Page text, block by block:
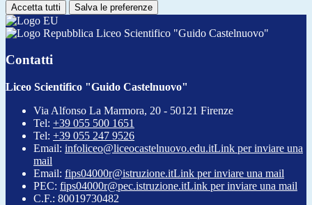
Accetta tutti Salva le preferenze
Liceo Scientifico "Guido Castelnuovo"
Contatti
Liceo Scientifico "Guido Castelnuovo"
Via Alfonso La Marmora, 20 - 50121 Firenze
Tel: +39 055 500 1651
Tel: +39 055 247 9526
Email: infoliceo@liceocastelnuovo.edu.itLink per inviare una
mail
Email: fips04000r@istruzione.itLink per inviare una mail
PEC: fips04000r@pec.istruzione.itLink per inviare una mail
C.F.: 80019730482